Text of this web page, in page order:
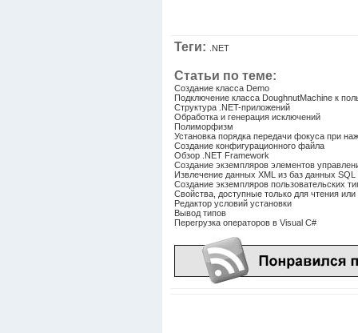
Теги: .NET
Статьи по теме:
Создание класса Demo
Подключение класса DoughnutMachine к
Структура .NET-приложений
Обработка и генерация исключений
Полиморфизм
Установка порядка передачи фокуса при
Создание конфигурационного файла
Обзор .NET Framework
Создание экземпляров элементов
Извлечение данных XML из баз данных
Создание экземпляров пользовательских
Свойства, доступные только для чтения или
Редактор условий установки
Вывод типов
Перегрузка операторов в Visual C#